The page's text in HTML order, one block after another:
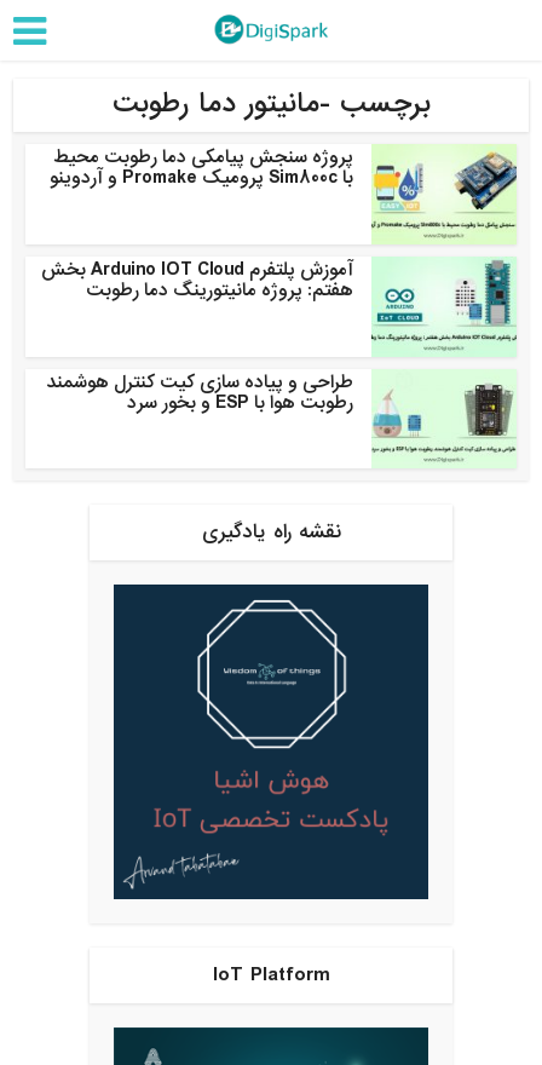
برچسب -مانیتور دما رطوبت
پروژه سنجش پیامکی دما رطوبت محیط
با Sim800c پرومیک Promake و آردوینو
آموزش پلتفرم Arduino IOT Cloud بخش
هفتم: پروژه مانیتورینگ دما رطوبت
طراحی و پیاده سازی کیت کنترل هوشمند
رطوبت هوا با ESP و بخور سرد
نقشه راه یادگیری
IoT Platform